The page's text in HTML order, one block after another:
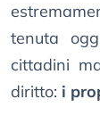
tenuta
cittadini
diritto: i